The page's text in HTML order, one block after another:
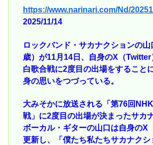
https://www.narinari.com/Nd/
2025/11/14
ロックバンド・サカナクションの
歳）が11月14日、自身のX（
白歌合戦に2度目の出場をすること
身の思いをつづっている。
大みそかに放送される「第76回
戦」に2度目の出場が決まったサカ
ボーカル・ギターの山口は自身のX
更新し、「僕たち私たちサカナクシ